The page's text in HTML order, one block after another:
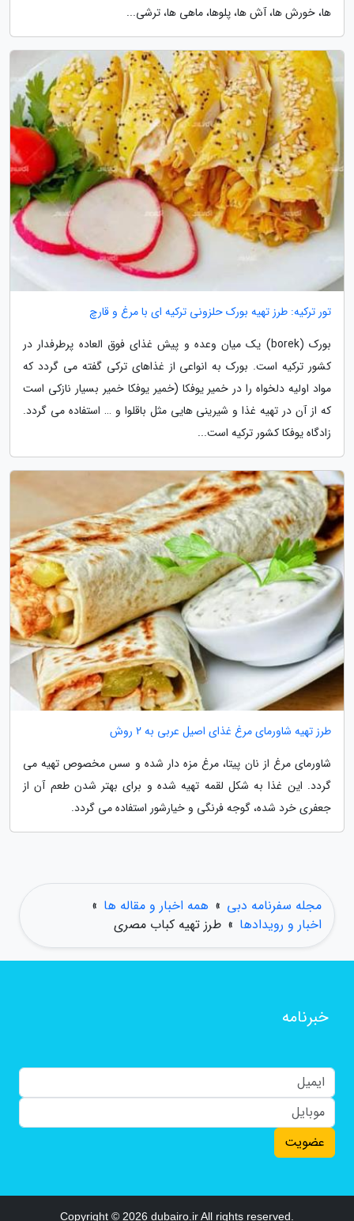
ها، خورش ها، آش ها، پلوها، ماهی ها، ترشی...
تور ترکیه: طرز تهیه بورک حلزونی ترکیه ای با مرغ و قارچ
بورک (borek) یک میان وعده و پیش غذای فوق العاده پرطرفدار در
کشور ترکیه است. بورک به انواعی از غذاهای ترکی گفته می گردد که
مواد اولیه دلخواه را در خمیر یوفکا (خمیر یوفکا خمیر بسیار نازکی است
که از آن در تهیه غذا و شیرینی هایی مثل باقلوا و … استفاده می گردد.
زادگاه یوفکا کشور ترکیه است...
طرز تهیه شاورمای مرغ غذای اصیل عربی به 2 روش
شاورمای مرغ از نان پیتا، مرغ مزه دار شده و سس مخصوص تهیه می
گردد. این غذا به شکل لقمه تهیه شده و برای بهتر شدن طعم آن از
جعفری خرد شده، گوجه فرنگی و خیارشور استفاده می گردد.
مجله سفرنامه دبی » همه اخبار و مقاله ها »
اخبار و رویدادها » طرز تهیه کباب مصری
خبرنامه
عضویت
Copyright © 2026 dubairo.ir All rights reserved.